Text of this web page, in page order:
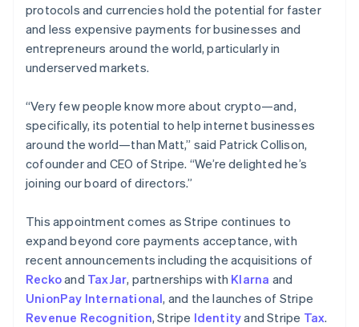
Stripe Sessions 2026
Ontdek hoe Stripe de economische
Nu bekijken
protocols and currencies hold the potential for faster
and less expensive payments for businesses and
entrepreneurs around the world, particularly in
underserved markets.
“Very few people know more about crypto—and,
specifically, its potential to help internet businesses
around the world—than Matt,” said Patrick Collison,
cofounder and CEO of Stripe. “We’re delighted he’s
joining our board of directors.”
This appointment comes as Stripe continues to
expand beyond core payments acceptance, with
recent announcements including the acquisitions of
Reckoand TaxJar, partnerships with Klarna and
UnionPay International, and the launches of Stripe
Revenue Recognition, Stripe Identityand Stripe Tax.
Portugal
Português English
Roemenië
English
Singapore
Slovenië
EnglishItaliano
Slowakije
English
Spanje
Español English
ไทยEnglish
Tsjechië
English
Vasteland van China
简体中文 English
Verenigd Koninkrijk
English